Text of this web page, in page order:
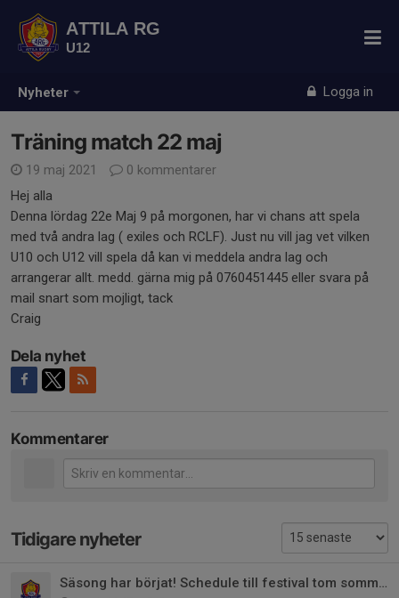
Nyheter Logga in
ATTILA RG
U12
Träning match 22 maj
19 maj 2021
0 kommentarer
Hej alla
Denna lördag 22e Maj 9 på morgonen, har vi chans att spela
med två andra lag ( exiles och RCLF). Just nu vill jag vet vilken
U10 och U12 vill spela då kan vi meddela andra lag och
arrangerar allt. medd. gärna mig på 0760451445 eller svara på
mail snart som mojligt, tack
Craig
Dela nyhet
Kommentarer
Tidigare nyheter
Säsong har börjat! Schedule till festival tom sommer